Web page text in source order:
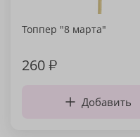
Топпер "8 марта"
260₽
Добавить